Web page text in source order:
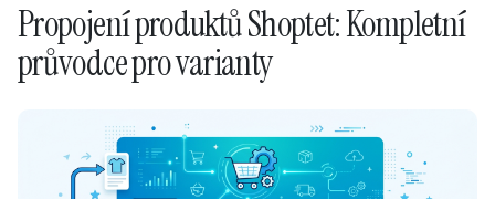
Propojení produktů Shoptet: Kompletní
průvodce pro varianty